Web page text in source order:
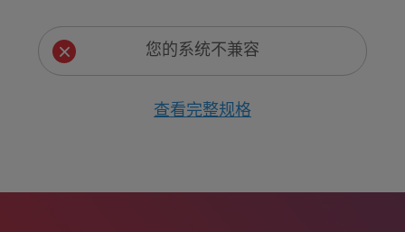
您的系统不兼容
查看完整规格